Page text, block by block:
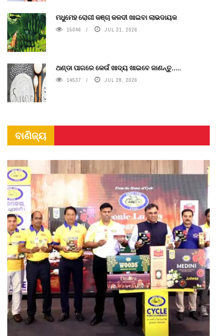
ମଧୁମେହ ରୋଗୀ କଞ୍ଚା କଳଦୀ ଖାଇବା ଲାଭଦାୟକ
15046 JUL 31, 2026
ଥଣ୍ଡା ପାଗରେ କେଉଁ ଖାଦ୍ୟ ଖାଇବେ ଜାଣନ୍ତୁ.....
14537 JUL 28, 2026
ବାଣିଜ୍ୟ